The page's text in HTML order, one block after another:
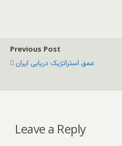
Previous Post
عمق استراتژیک دریایی ایران
Leave a Reply